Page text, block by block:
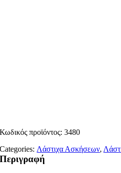
Κωδικός προϊόντος:3480
Categories:Λάστιχα Ασκήσεων,
Περιγραφή